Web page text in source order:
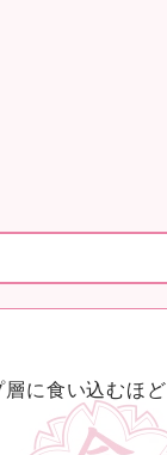
に食い込むほど